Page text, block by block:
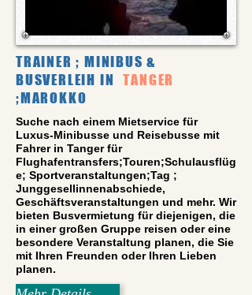
TRAINER ; MINIBUS &
BUSVERLEIH IN
TANGER
;MAROKKO
Suche nach einem Mietservice für
Luxus-Minibusse und Reisebusse mit
Fahrer in Tanger für
Flughafentransfers;Touren;Schulausflüg
e; Sportveranstaltungen;Tag ;
Junggesellinnenabschiede,
Geschäftsveranstaltungen und mehr. Wir
bieten Busvermietung für diejenigen, die
in einer großen Gruppe reisen oder eine
besondere Veranstaltung planen, die Sie
mit Ihren Freunden oder Ihren Lieben
planen.